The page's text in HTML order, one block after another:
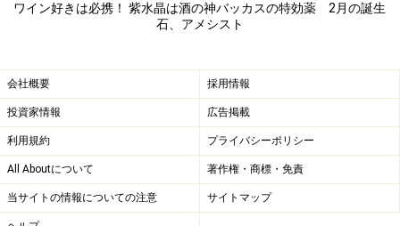
ワイン好きは必携！ 紫水晶は酒の神バッカスの特効薬 2月の誕生
石、アメシスト
会社概要 採用情報
投資家情報 広告掲載
利用規約 プライバシーポリシー
All Aboutについて 著作権・商標・免責
当サイトの情報についての注意 サイトマップ